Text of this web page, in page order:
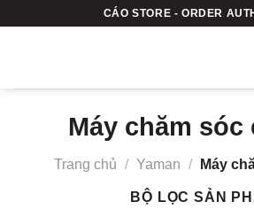
CÁO STORE - ORDER
Máy chăm sóc
Trang chủ / Yaman / Máy
BỘ LỌC SẢN